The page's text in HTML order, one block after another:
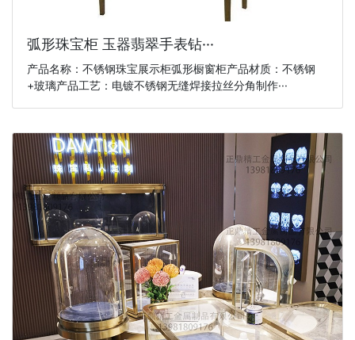
弧形珠宝柜 玉器翡翠手表钻···
产品名称：不锈钢珠宝展示柜弧形橱窗柜产品材质：不锈钢
+玻璃产品工艺：电镀不锈钢无缝焊接拉丝分角制作···